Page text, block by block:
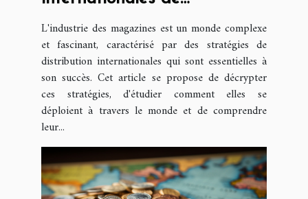
L'industrie des magazines est un monde complexe
et fascinant, caractérisé par des stratégies de
distribution internationales qui sont essentielles à
son succès. Cet article se propose de décrypter
ces stratégies, d'étudier comment elles se
déploient à travers le monde et de comprendre
leur...